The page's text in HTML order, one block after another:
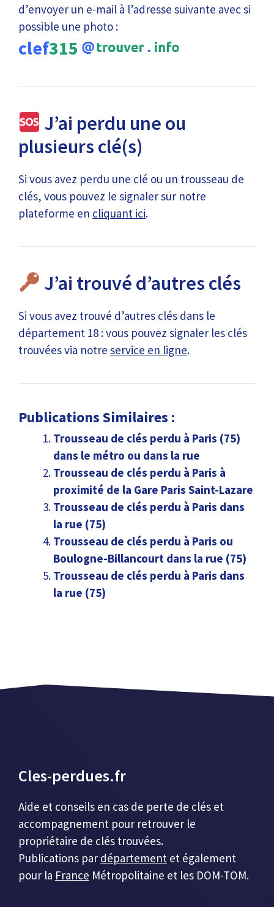
d’envoyer un e-mail à l’adresse suivante avec si
possible une photo :
clef315
J’ai perdu une ou
plusieurs clé(s)
Si vous avez perdu une clé ou un trousseau de
clés, vous pouvez le signaler sur notre
plateforme en cliquant ici.
J’ai trouvé d’autres clés
Si vous avez trouvé d’autres clés dans le
département 18 : vous pouvez signaler les clés
trouvées via notre service en ligne.
Publications Similaires :
Trousseau de clés perdu à Paris (75)
dans le métro ou dans la rue
Trousseau de clés perdu à Paris à
proximité de la Gare Paris Saint-Lazare
Trousseau de clés perdu à Paris dans
la rue (75)
Trousseau de clés perdu à Paris ou
Boulogne-Billancourt dans la rue (75)
Trousseau de clés perdu à Paris dans
la rue (75)
Cles-perdues.fr
Aide et conseils en cas de perte de clés et
accompagnement pour retrouver le
propriétaire de clés trouvées.
Publications par département et également
pour la France Métropolitaine et les DOM-TOM.